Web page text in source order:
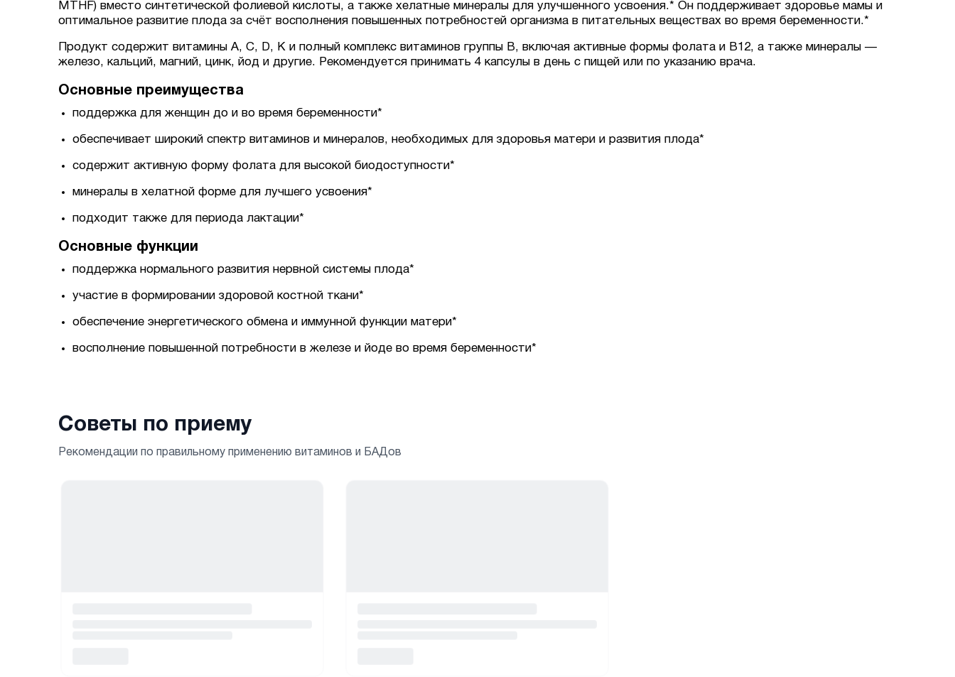
MTHF) вместо синтетической фолиевой кислоты, а также хелатные минералы для улучшенного усвоения.* Он поддерживает здоровье мамы и
оптимальное развитие плода за счёт восполнения повышенных потребностей организма в питательных веществах во время беременности.*
Продукт содержит витамины A, C, D, K и полный комплекс витаминов группы B, включая активные формы фолата и B12, а также минералы —
железо, кальций, магний, цинк, йод и другие. Рекомендуется принимать 4 капсулы в день с пищей или по указанию врача.
Основные преимущества
поддержка для женщин до и во время беременности*
обеспечивает широкий спектр витаминов и минералов, необходимых для здоровья матери и развития плода*
содержит активную форму фолата для высокой биодоступности*
минералы в хелатной форме для лучшего усвоения*
подходит также для периода лактации*
Основные функции
поддержка нормального развития нервной системы плода*
участие в формировании здоровой костной ткани*
обеспечение энергетического обмена и иммунной функции матери*
восполнение повышенной потребности в железе и йоде во время беременности*
Советы по приему
Рекомендации по правильному применению витаминов и БАДов